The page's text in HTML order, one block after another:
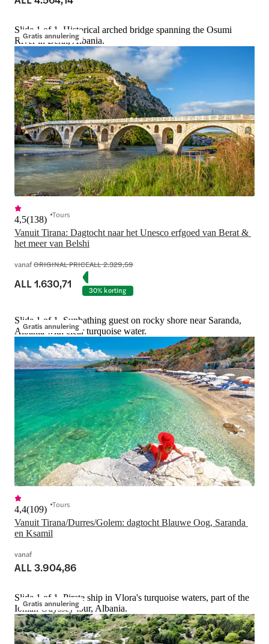
Gratis annulering
Slide 1 of 1, Historical arched bridge spanning the Osumi
River in Berat, Albania.
Vanuit Tirana: Dagtocht naar het Unesco erfgoed van Berat &
het meer van Belshi
4,5(138) Tours
vanafORIGINAL PRICEALL 2.329,59
ALL 1.630,71 30% korting
Gratis annulering
Slide 1 of 1, Sunbathing guest on rocky shore near Saranda,
Albania with clear turquoise water.
Vanuit Tirana/Durres/Golem: dagtocht Blauwe Oog, Saranda
en Ksamil
4,4(109) Tours
vanaf
ALL 3.904,86
Gratis annulering
Slide 1 of 1, Pirate ship in Vlora's turquoise waters, part of the
Ionian Odyssey tour, Albania.